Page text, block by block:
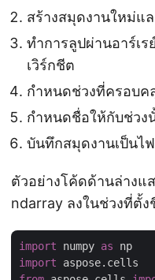
สร้างสมุดงานใหม่แ
ทำการลูปผ่านอาร์เ
เวิร์กชีต
กำหนดช่วงที่ครอบค
กำหนดชื่อให้กับช่วง
บันทึกสมุดงานเป็นไ
ตัวอย่างโค้ดด้านล่างแ
ndarray ลงในช่วงที่ตั้ง
import numpy as
import